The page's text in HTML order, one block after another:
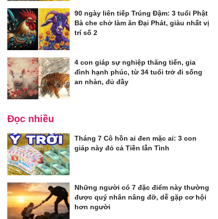
90 ngày liên tiếp Trúng Đậm: 3 tuổi Phật
Bà che chở làm ăn Đại Phát, giàu nhất vị
trí số 2
4 con giáp sự nghiệp thăng tiến, gia
đình hạnh phúc, từ 34 tuổi trở đi sống
an nhàn, đủ đầy
Đọc nhiều
Tháng 7 Cô hồn ai đen mặc ai: 3 con
giáp này đỏ cả Tiền lẫn Tình
Những người có 7 đặc điểm này thường
được quý nhân nâng đỡ, dễ gặp cơ hội
hơn người